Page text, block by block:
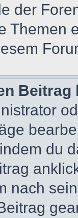
der
Themen
du
nach